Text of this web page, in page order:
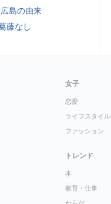
島の由来
藤なし
女子
恋愛
ライフスタイル
ファッション
トレンド
本
教育・仕事
からだ